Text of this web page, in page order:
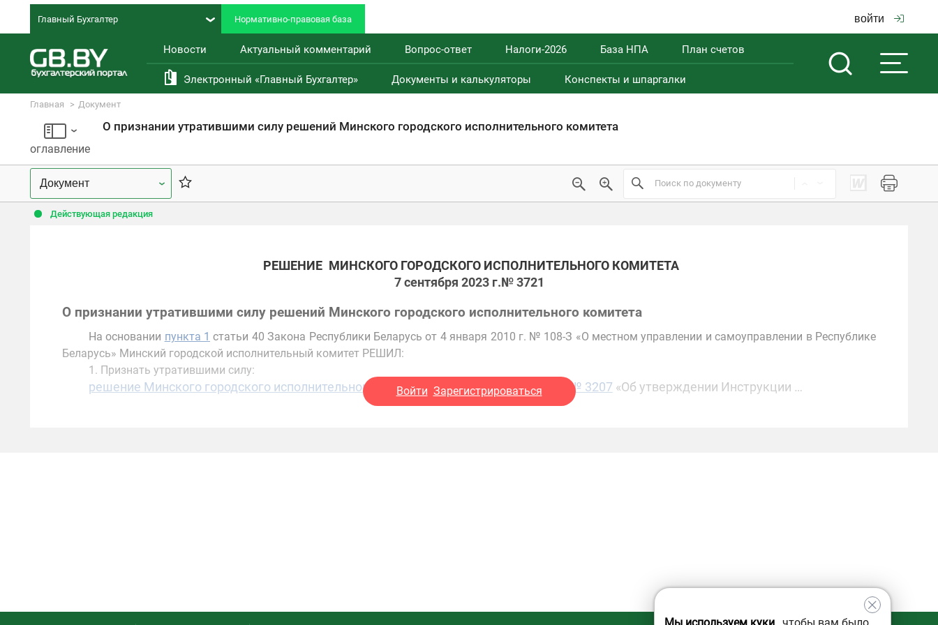
Главный Бухгалтер Нормативно-правовая база войти
Новости Актуальный комментарий Вопрос-ответ Налоги-2026 База НПА План счетов
Электронный «Главный Бухгалтер» Документы и калькуляторы Конспекты и шпаргалки
Главная Документ
оглавление
О признании утратившими силу решений Минского городского исполнительного комитета
Действующая редакция
РЕШЕНИЕ МИНСКОГО ГОРОДСКОГО ИСПОЛНИТЕЛЬНОГО КОМИТЕТА
7 сентября 2023 г.№ 3721
О признании утратившими силу решений Минского городского исполнительного комитета
На основании пункта 1 статьи 40 Закона Республики Беларусь от 4 января 2010 г. № 108-З «О местном управлении и самоуправлении в Республике
Беларусь» Минский городской исполнительный комитет РЕШИЛ:
1. Признать утратившими силу:
решение Минского городского исполнительного комитета от 21 сентября 2017 г. № 3207 «Об утверждении Инструкции …
Войти Зарегистрироваться